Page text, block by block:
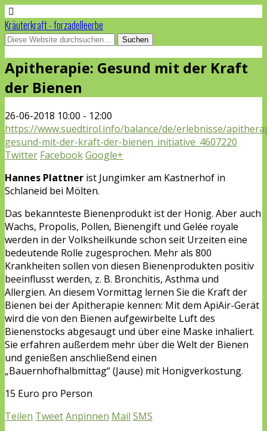
Kräuterkraft - forzadelleerbe
Apitherapie: Gesund mit der Kraft
der Bienen
26-06-2018 10:00 - 12:00
https://www.suedtirol.info/balance/de/erlebnisse/
gesund-mit-der-kraft-der-bienen_initiative_4607220
Twitter FacebookGoogle+
Hannes Plattner ist Jungimker am Kastnerhof in
Schlaneid bei Mölten.
Das bekannteste Bienenprodukt ist der Honig. Aber auch
Wachs, Propolis, Pollen, Bienengift und Gelée royale
werden in der Volksheilkunde schon seit Urzeiten eine
bedeutende Rolle zugesprochen. Mehr als 800
Krankheiten sollen von diesen Bienenprodukten positiv
beeinflusst werden, z. B. Bronchitis, Asthma und
Allergien. An diesem Vormittag lernen Sie die Kraft der
Bienen bei der Apitherapie kennen: Mit dem ApiAir-Gerät
wird die von den Bienen aufgewirbelte Luft des
Bienenstocks abgesaugt und über eine Maske inhaliert.
Sie erfahren außerdem mehr über die Welt der Bienen
und genießen anschließend einen
„Bauernhofhalbmittag“ (Jause) mit Honigverkostung.
15 Euro pro Person
Teilen TweetAnpinnen Mail SMS